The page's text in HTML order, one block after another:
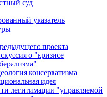
суд
указатель
проекта
о "кризисе
консерватизма
идея
легитимации "управляемой